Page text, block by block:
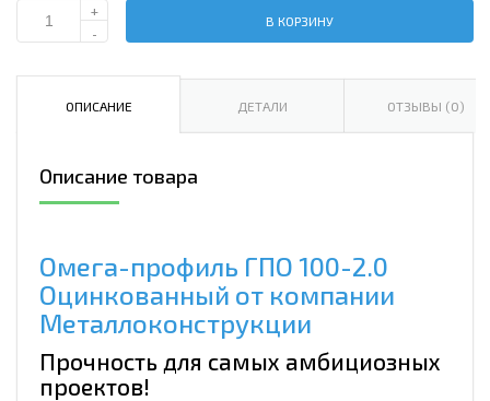
Количество
профиль
Оцинкованный
+
-
В КОРЗИНУ
ОПИСАНИЕ ДЕТАЛИ ОТЗЫВЫ (0)
Описание товара
Омега-профиль ГПО 100-2.0
Оцинкованный от компании
Металлоконструкции
Прочность для самых амбициозных
проектов!